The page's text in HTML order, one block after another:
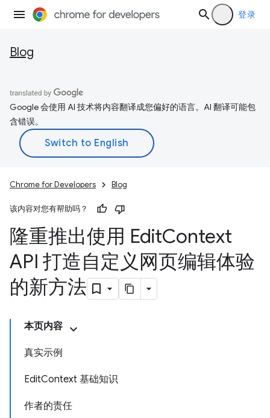
登录
Blog
Google 会使用 AI 技术将内容翻译成您偏好的语言。AI 翻译可能包
含错误。
Chrome for Developers Blog
该内容对您有帮助吗？
隆重推出使用 EditContext
API 打造自定义网页编辑体验
的新方法
本页内容
真实示例
EditContext 基础知识
作者的责任